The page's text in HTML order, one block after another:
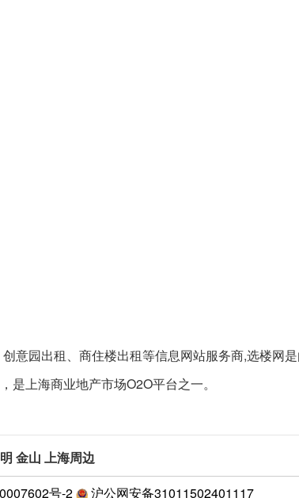
意园出租、商住楼出租等信息网站服务商,选楼网
上海商业地产市场O2O平台之一。
金山 上海周边
号-2 沪公网安备31011502401117